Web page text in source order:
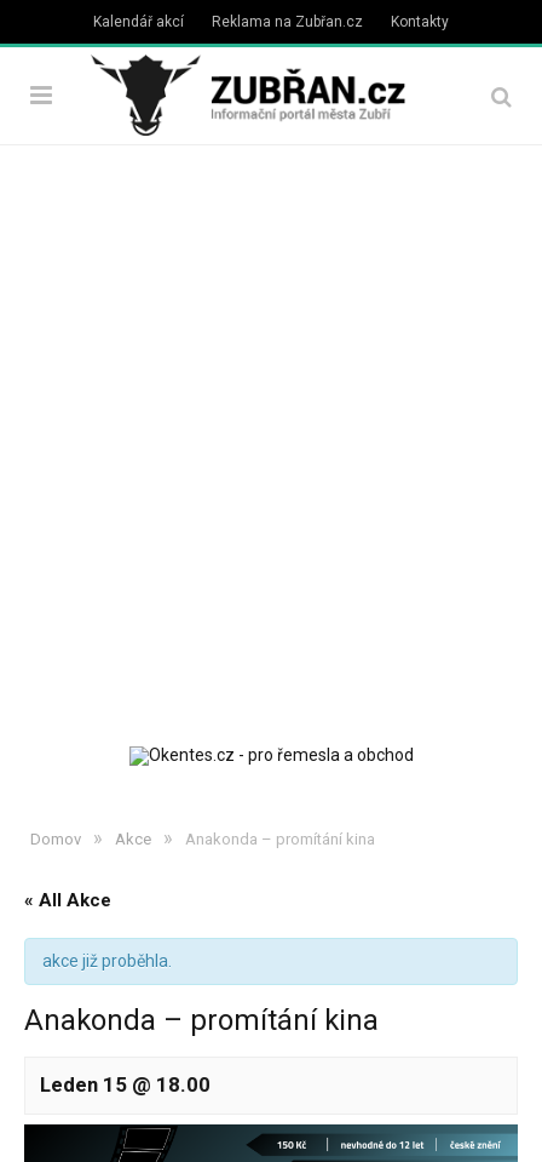
Kalendář akcí Reklama na Zubřan.cz Kontakty
Domov » Akce » Anakonda – promítání kina
« All Akce
akce již proběhla.
Anakonda – promítání kina
Leden 15 @ 18.00